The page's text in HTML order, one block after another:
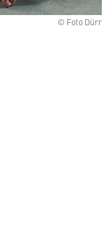
© Foto Dürr